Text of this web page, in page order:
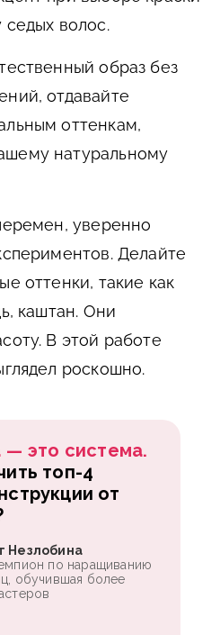
седых волос.
образ без
отдавайте
оттенкам,
натуральному
уверенно
Делайте
оттенки, такие как
каштан. Они
В этой работе
роскошно.
— это система.
топ-4
от
Незлобина
по наращиванию
обучившая более